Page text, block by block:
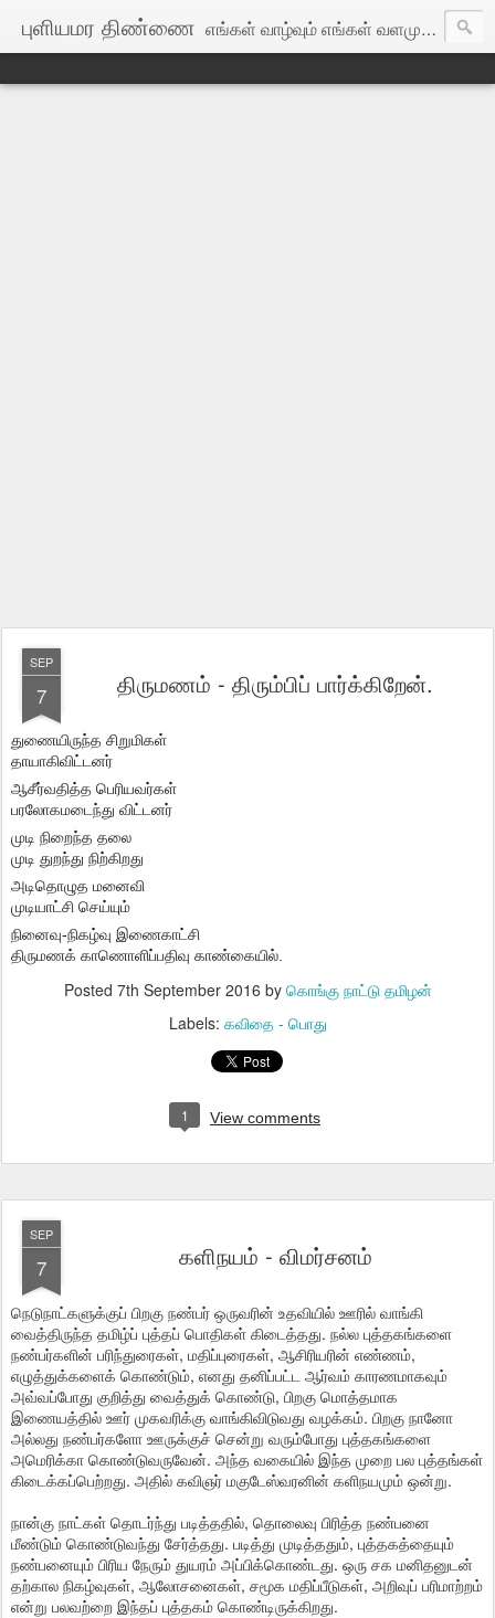
புளியமர திண்ணை எங்கள் வாழ்வும் எங்கள் வளமும் மங்காத தமிழென்று சங்கே முழங்கு! எங்கள் பகைவர் எங்கோ மறைந்தார்: இங்குள்ள தமிழர்கள் ஒன்றாதல் கண்டே!
SEP
7 திருமணம் - திரும்பிப் பார்க்கிறேன்.
துணையிருந்த சிறுமிகள்
தாயாகிவிட்டனர்
ஆசீர்வதித்த பெரியவர்கள்
பரலோகமடைந்து விட்டனர்
முடி நிறைந்த தலை
முடி துறந்து நிற்கிறது
அடிதொழுத மனைவி
முடியாட்சி செய்யும்
நினைவு-நிகழ்வு இணைகாட்சி
திருமணக் காணொளிப்பதிவு காண்கையில்.
Posted 7th September 2016 by கொங்கு நாட்டு தமிழன்
Labels: கவிதை - பொது
1 View comments
SEP
7 களிநயம் - விமர்சனம்
நெடுநாட்களுக்குப் பிறகு நண்பர் ஒருவரின் உதவியில் ஊரில் வாங்கி
வைத்திருந்த தமிழ்ப் புத்தப் பொதிகள் கிடைத்தது. நல்ல புத்தகங்களை
நண்பர்களின் பரிந்துரைகள், மதிப்புரைகள், ஆசிரியரின் எண்ணம்,
எழுத்துக்களைக் கொண்டும், எனது தனிப்பட்ட ஆர்வம் காரணமாகவும்
அவ்வப்போது குறித்து வைத்துக் கொண்டு, பிறகு மொத்தமாக
இணையத்தில் ஊர் முகவரிக்கு வாங்கிவிடுவது வழக்கம். பிறகு நானோ
அல்லது நண்பர்களோ ஊருக்குச் சென்று வரும்போது புத்தகங்களை
அமெரிக்கா கொண்டுவருவேன். அந்த வகையில் இந்த முறை பல புத்தங்கள்
கிடைக்கப்பெற்றது. அதில் கவிஞர் மகுடேஸ்வரனின் களிநயமும் ஒன்று.
நான்கு நாட்கள் தொடர்ந்து படித்ததில், தொலைவு பிரித்த நண்பனை
மீண்டும் கொண்டுவந்து சேர்த்தது. படித்து முடித்ததும், புத்தகத்தையும்
நண்பனையும் பிரிய நேரும் துயரம் அப்பிக்கொண்டது. ஒரு சக மனிதனுடன்
தற்கால நிகழ்வுகள், ஆலோசனைகள், சமூக மதிப்பீடுகள், அறிவுப் பரிமாற்றம்
என்று பலவற்றை இந்தப் புத்தகம் கொண்டிருக்கிறது.